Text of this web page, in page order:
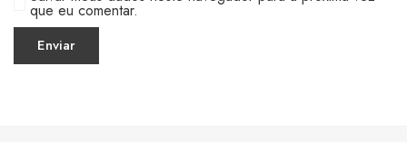
que eu comentar.